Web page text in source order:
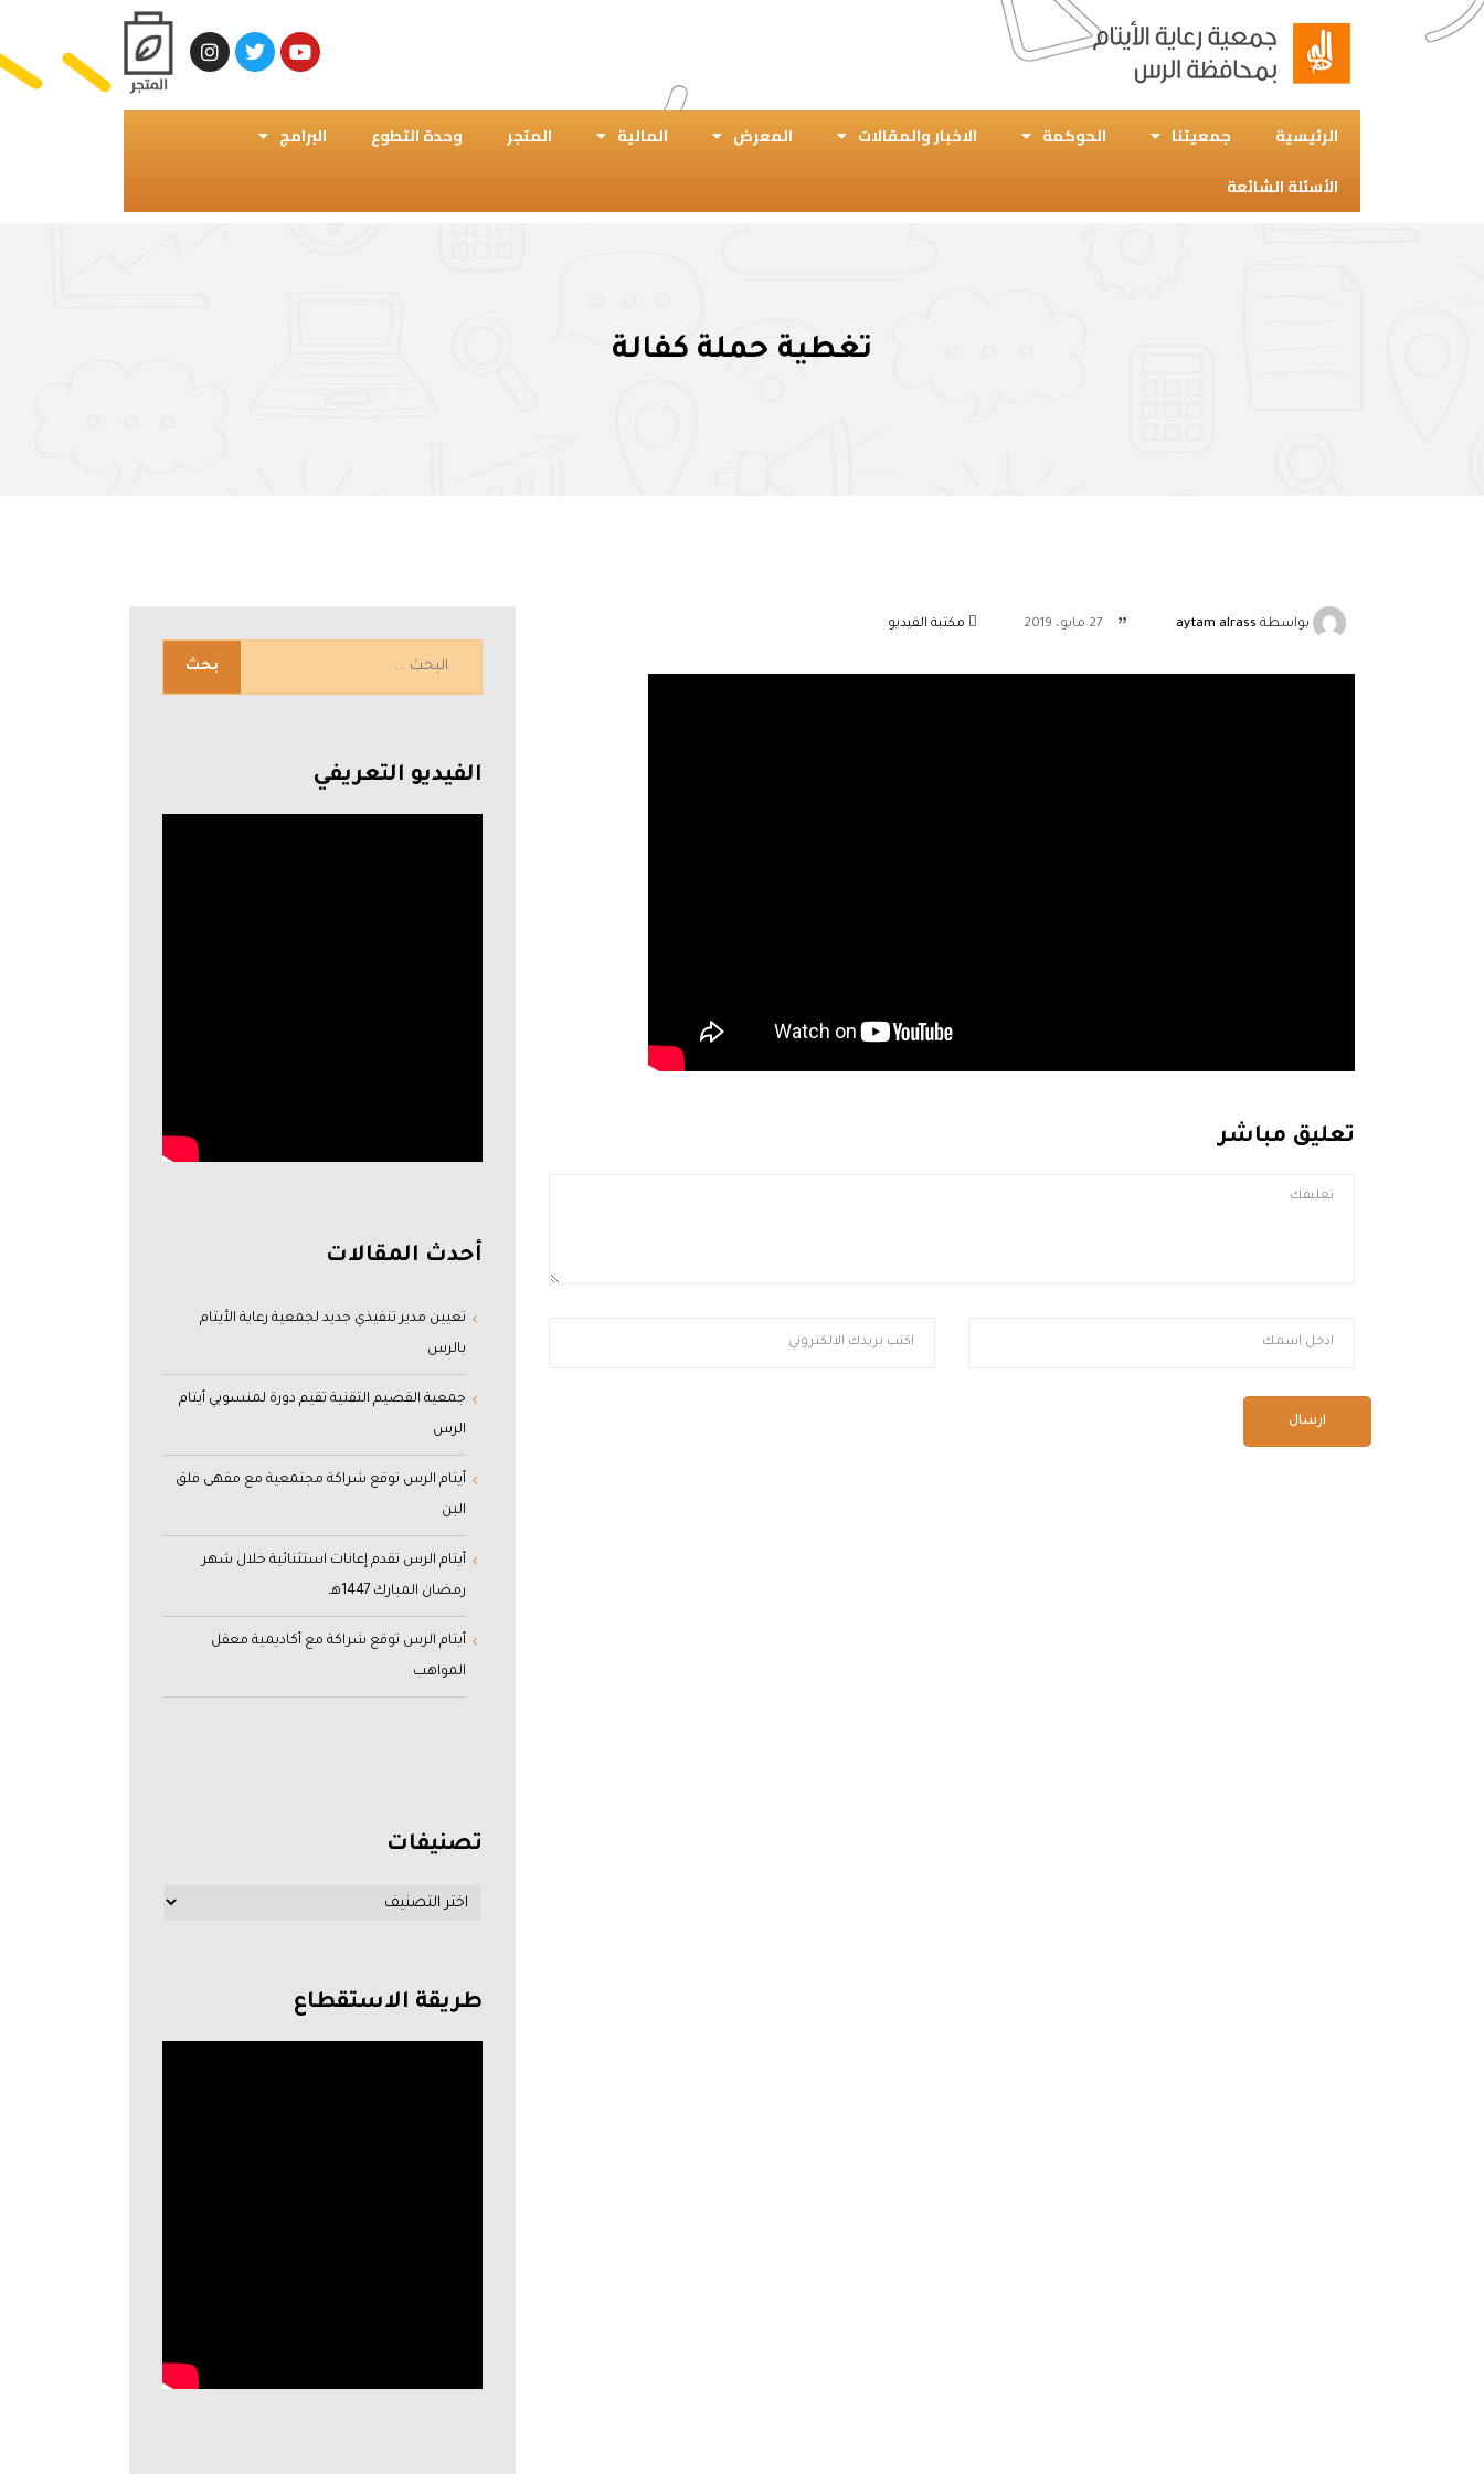
الرئيسية جمعيتنا الحوكمة الاخبار والمقالات المعرض المالية المتجر وحدة التطوع
البرامج
الأسئلة الشائعة
تغطية حملة كفالة
بواسطة aytam alrass مكتبة الفيديو
تعليق مباشر
الفيديو التعريفي
أحدث المقالات
تعيين مدير تنفيذي جديد لجمعية رعاية الأيتام
بالرس
جمعية القصيم التقنية تقيم دورة لمنسوبي أيتام
الرس
أيتام الرس توقع شراكة مجتمعية مع مقهى فلق
البن
أيتام الرس تقدم إعانات استثنائية خلال شهر
رمضان المبارك 1447هـ
أيتام الرس توقع شراكة مع أكاديمية معقل
المواهب
تصنيفات
طريقة الاستقطاع